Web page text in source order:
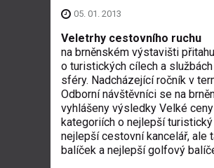
05. 01. 2013
Veletrhy cestovního ruchu
na brněnském výstavišti
o turistických cílech a
sféry. Nadcházející ročník v
Odborní návštěvníci se na
vyhlášeny výsledky Velké
kategoriích o nejlepší
nejlepší cestovní kancelář,
balíček a nejlepší golfový